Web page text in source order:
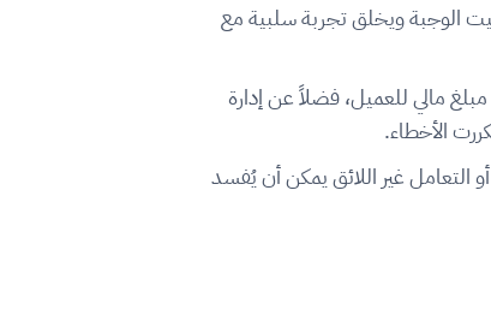
الوجبة ويخلق تجربة سلبية مع
مالي للعميل، فضلاً عن إدارة
الأخطاء.
التعامل غير اللائق يمكن أن يُفسد